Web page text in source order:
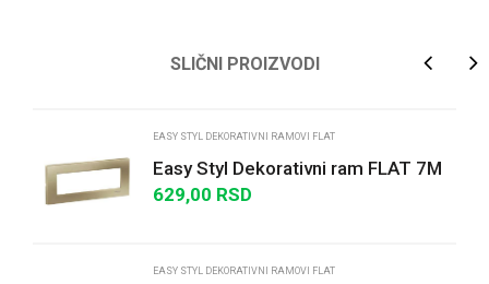
Poruka
SLIČNI PROIZVODI
EASY STYL DEKORATIVNI RAMOVI FLAT
Easy Styl Dekorativni ram FLAT 7M
metalik bež
629,00 RSD
EASY STYL DEKORATIVNI RAMOVI FLAT